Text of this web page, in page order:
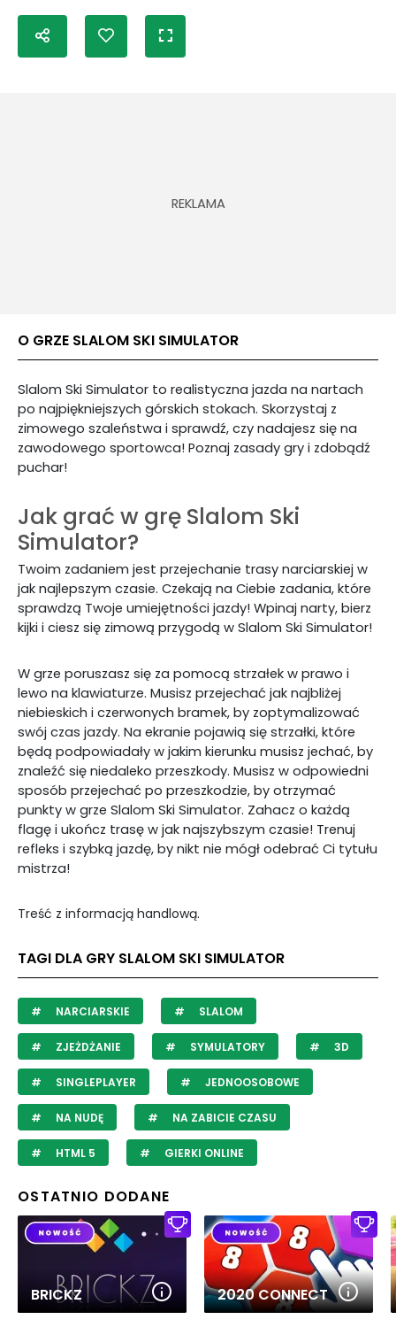
O GRZE SLALOM SKI SIMULATOR
Slalom Ski Simulator to realistyczna jazda na nartach
po najpiękniejszych górskich stokach. Skorzystaj z
zimowego szaleństwa i sprawdź, czy nadajesz się na
zawodowego sportowca! Poznaj zasady gry i zdobądź
puchar!
Jak grać w grę Slalom Ski
Simulator?
Twoim zadaniem jest przejechanie trasy narciarskiej w
jak najlepszym czasie. Czekają na Ciebie zadania, które
sprawdzą Twoje umiejętności jazdy! Wpinaj narty, bierz
kijki i ciesz się zimową przygodą w Slalom Ski Simulator!
W grze poruszasz się za pomocą strzałek w prawo i
lewo na klawiaturze. Musisz przejechać jak najbliżej
niebieskich i czerwonych bramek, by zoptymalizować
swój czas jazdy. Na ekranie pojawią się strzałki, które
będą podpowiadały w jakim kierunku musisz jechać, by
znaleźć się niedaleko przeszkody. Musisz w odpowiedni
sposób przejechać po przeszkodzie, by otrzymać
punkty w grze Slalom Ski Simulator. Zahacz o każdą
flagę i ukończ trasę w jak najszybszym czasie! Trenuj
refleks i szybką jazdę, by nikt nie mógł odebrać Ci tytułu
mistrza!
Treść z informacją handlową.
TAGI DLA GRY SLALOM SKI SIMULATOR
NARCIARSKIE SLALOM
ZJEŻDŻANIE SYMULATORY 3D
SINGLEPLAYER JEDNOOSOBOWE
NA NUDĘ NA ZABICIE CZASU
HTML 5 GIERKI ONLINE
OSTATNIO DODANE
BRICKZ 2020 CONNECT